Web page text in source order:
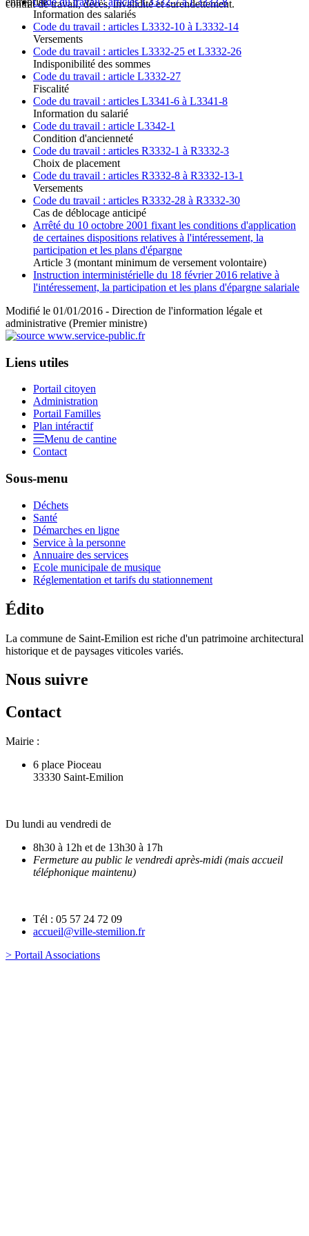
contrat de travail, décès, invalidité et surendettement.
Information des salariés
Code du travail : articles L3332-10 à L3332-14
Versements
Code du travail : articles L3332-25 et L3332-26
Indisponibilité des sommes
Code du travail : article L3332-27
Fiscalité
Code du travail : articles L3341-6 à L3341-8
Information du salarié
Code du travail : article L3342-1
Condition d'ancienneté
Code du travail : articles R3332-1 à R3332-3
Choix de placement
Code du travail : articles R3332-8 à R3332-13-1
Versements
Code du travail : articles R3332-28 à R3332-30
Cas de déblocage anticipé
Arrêté du 10 octobre 2001 fixant les conditions d'application
de certaines dispositions relatives à l'intéressement, la
participation et les plans d'épargne
Article 3 (montant minimum de versement volontaire)
Instruction interministérielle du 18 février 2016 relative à
l'intéressement, la participation et les plans d'épargne salariale
Modifié le 01/01/2016 - Direction de l'information légale et
administrative (Premier ministre)
Liens utiles
Portail citoyen
Administration
Portail Familles
Plan intéractif
Menu de cantine
Contact
Sous-menu
Déchets
Santé
Démarches en ligne
Service à la personne
Annuaire des services
Ecole municipale de musique
Réglementation et tarifs du stationnement
Édito
La commune de Saint-Emilion est riche d'un patrimoine architectural
historique et de paysages viticoles variés.
Nous suivre
Contact
Mairie :
6 place Pioceau
33330 Saint-Emilion
Du lundi au vendredi de
8h30 à 12h et de 13h30 à 17h
Fermeture au public le vendredi après-midi (mais accueil
téléphonique maintenu)
Tél : 05 57 24 72 09
accueil@ville-stemilion.fr
> Portail Associations